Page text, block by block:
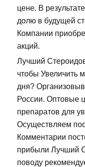
цене. В
долю в будущей
Компании
акций.
Лучший
чтобы Увеличить
дня?
России. Оптовые
препаратов для
Осуществляем
Комментарии
прибыли Лучший
поводу